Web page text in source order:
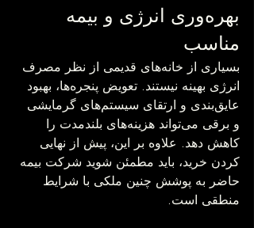
بهره‌وری انرژی و بیمه
مناسب
بسیاری از خانه‌های قدیمی از نظر مصرف
انرژی بهینه نیستند. تعویض پنجره‌ها، بهبود
عایق‌بندی و ارتقای سیستم‌های گرمایشی
و برقی می‌تواند هزینه‌های بلندمدت را
کاهش دهد. علاوه بر این، پیش از نهایی
کردن خرید، باید مطمئن شوید شرکت بیمه
حاضر به پوشش چنین ملکی با شرایط
منطقی است.